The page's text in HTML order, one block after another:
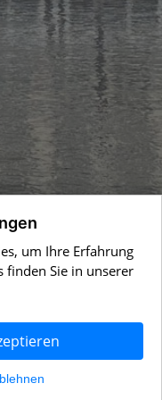
Über uns
Policy|Datenschutz
um Ihre Erfahrung
finden Sie in unserer